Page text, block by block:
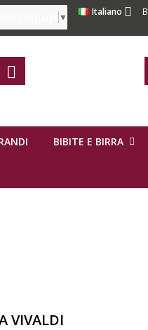
Italiano 
▼

BIBITE E BIRRA
VIVALDI